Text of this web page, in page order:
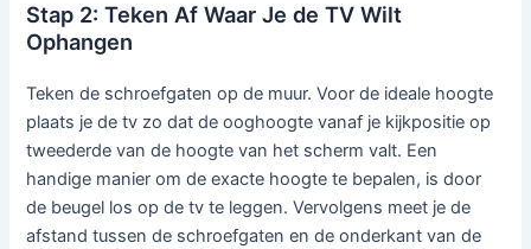
Stap 2: Teken Af Waar Je de TV Wilt
Ophangen
Teken de schroefgaten op de muur. Voor de ideale hoogte
plaats je de tv zo dat de ooghoogte vanaf je kijkpositie op
tweederde van de hoogte van het scherm valt. Een
handige manier om de exacte hoogte te bepalen, is door
de beugel los op de tv te leggen. Vervolgens meet je de
afstand tussen de schroefgaten en de onderkant van de